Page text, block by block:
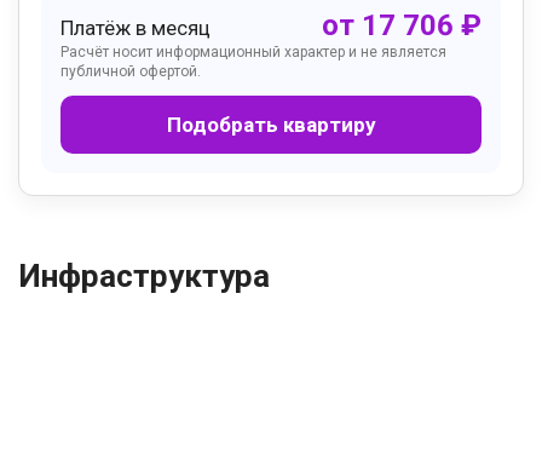
Платёж в месяц от 17 706 ₽
Расчёт носит информационный характер и не является
публичной офертой.
Подобрать квартиру
Инфраструктура